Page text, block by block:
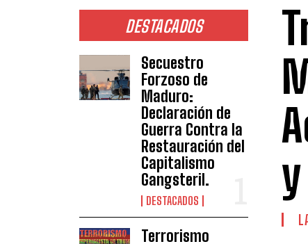
DESTACADOS
Secuestro
Forzoso de
Maduro:
Declaración de
Guerra Contra la
Restauración del
Capitalismo
Gangsteril.
DESTACADOS
Terrorismo